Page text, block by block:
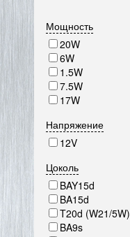
Мощность
20W
6W
1.5W
7.5W
17W
Напряжение
12V
Цоколь
BAY15d
BA15d
T20d (W21/5W)
BA9s